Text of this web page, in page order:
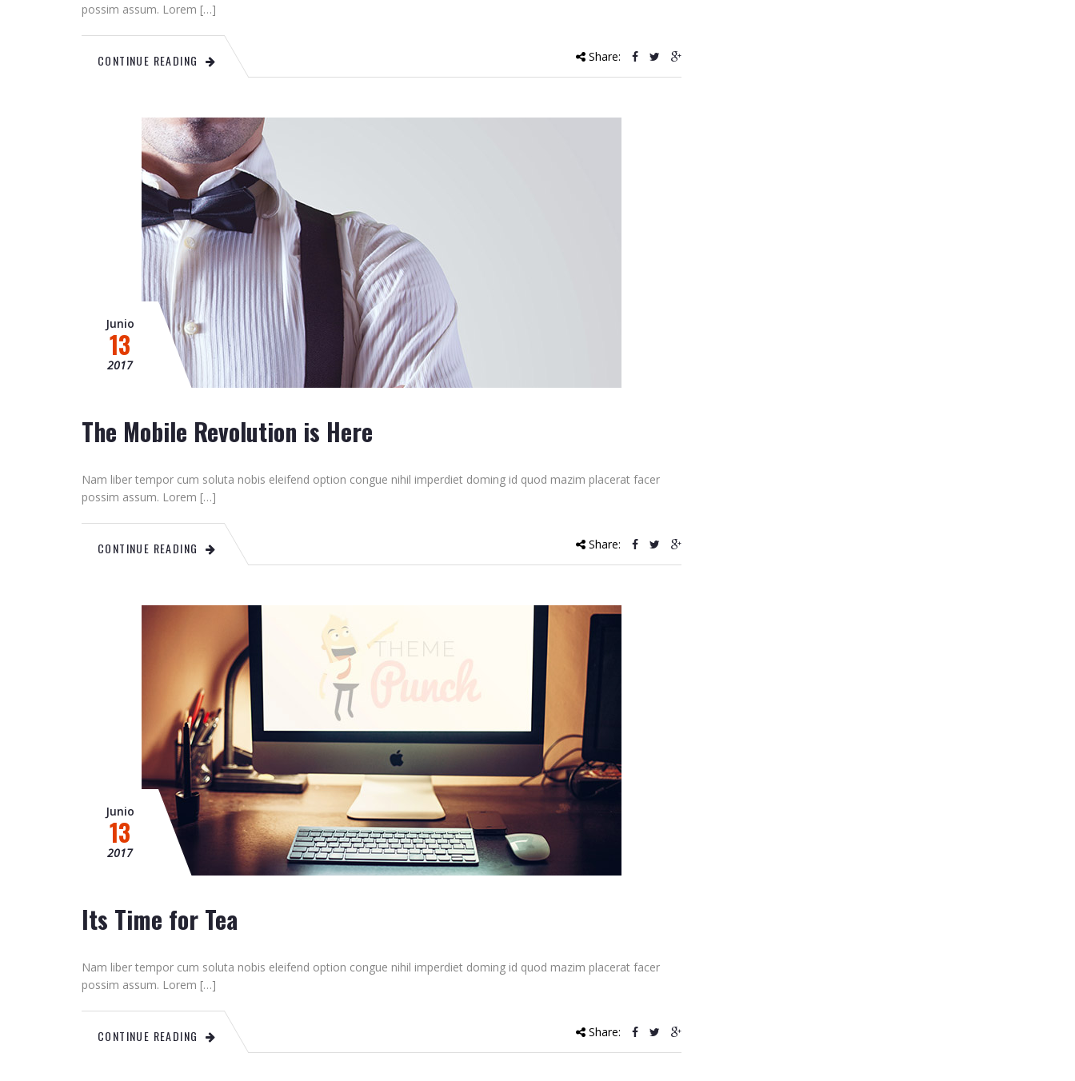
possim assum. Lorem […]
CONTINUE READING Share:
Junio
13
2017
The Mobile Revolution is Here
Nam liber tempor cum soluta nobis eleifend option congue nihil imperdiet doming id quod mazim placerat facer
possim assum. Lorem […]
CONTINUE READING Share:
Junio
13
2017
Its Time for Tea
Nam liber tempor cum soluta nobis eleifend option congue nihil imperdiet doming id quod mazim placerat facer
possim assum. Lorem […]
CONTINUE READING Share: